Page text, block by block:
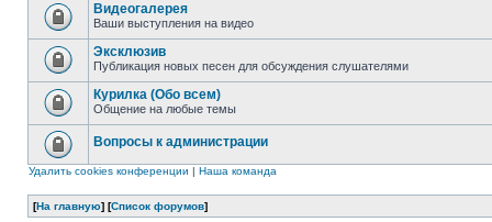
Видеогалерея
Ваши выступления на видео
Эксклюзив
Публикация новых песен для обсуждения слушателями
Курилка (Обо всем)
Общение на любые темы
Вопросы к администрации
Удалить cookies конференции | Наша команда
[На главную] [Список форумов]